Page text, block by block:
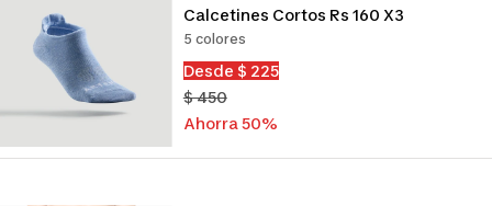
Calcetines Cortos Rs 160 X3
5 colores
Precio
de
venta
Desde $ 225
Precio
normal
$ 450
Ahorra 50%